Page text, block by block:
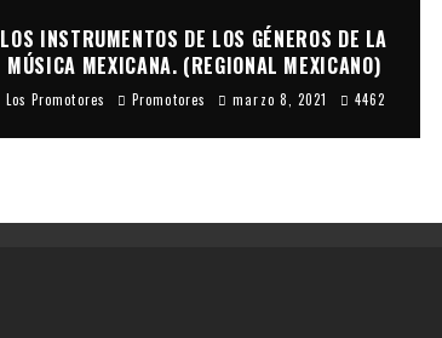
LOS INSTRUMENTOS DE LOS GÉNEROS DE LA
MÚSICA MEXICANA. (REGIONAL MEXICANO)
Los Promotores Promotores marzo 8, 2021 4462